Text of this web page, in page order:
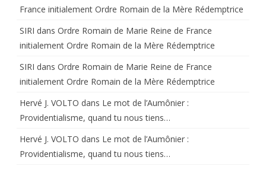
France initialement Ordre Romain de la Mère Rédemptrice
SIRI dans Ordre Romain de Marie Reine de France
initialement Ordre Romain de la Mère Rédemptrice
SIRI dans Ordre Romain de Marie Reine de France
initialement Ordre Romain de la Mère Rédemptrice
Hervé J. VOLTO dans Le mot de l’Aumônier :
Providentialisme, quand tu nous tiens…
Hervé J. VOLTO dans Le mot de l’Aumônier :
Providentialisme, quand tu nous tiens…